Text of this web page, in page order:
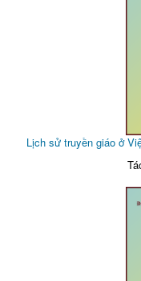
Lịch sử truyền giáo ở